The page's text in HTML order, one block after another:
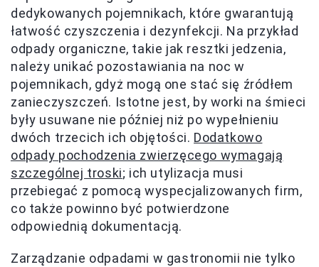
dedykowanych pojemnikach, które gwarantują
łatwość czyszczenia i dezynfekcji. Na przykład
odpady organiczne, takie jak resztki jedzenia,
należy unikać pozostawiania na noc w
pojemnikach, gdyż mogą one stać się źródłem
zanieczyszczeń. Istotne jest, by worki na śmieci
były usuwane nie później niż po wypełnieniu
dwóch trzecich ich objętości. Dodatkowo
odpady pochodzenia zwierzęcego wymagają
szczególnej troski; ich utylizacja musi
przebiegać z pomocą wyspecjalizowanych firm,
co także powinno być potwierdzone
odpowiednią dokumentacją.
Zarządzanie odpadami w gastronomii nie tylko